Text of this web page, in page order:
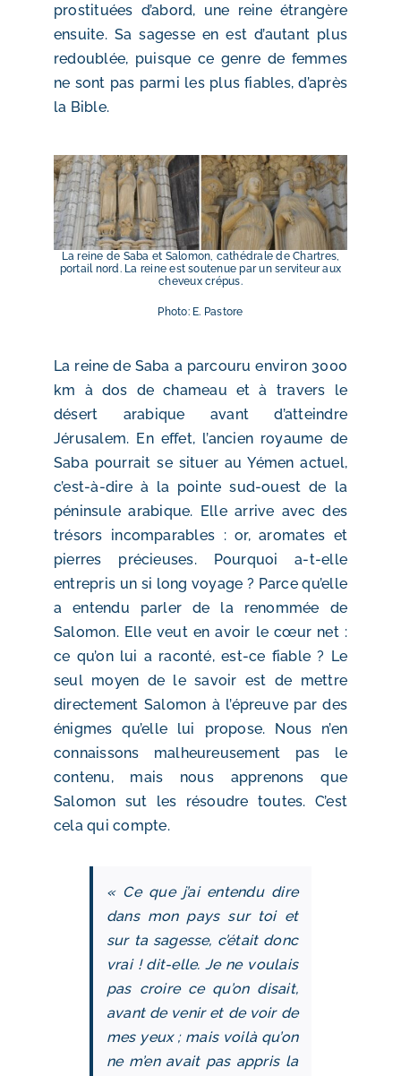
prostituées d’abord, une reine étrangère
ensuite. Sa sagesse en est d’autant plus
redoublée, puisque ce genre de femmes
ne sont pas parmi les plus fiables, d’après
la Bible.
La reine de Saba et Salomon, cathédrale de Chartres,
portail nord. La reine est soutenue par un serviteur aux
cheveux crépus.
Photo: E. Pastore
La reine de Saba a parcouru environ 3000
km à dos de chameau et à travers le
désert arabique avant d’atteindre
Jérusalem. En effet, l’ancien royaume de
Saba pourrait se situer au Yémen actuel,
c’est-à-dire à la pointe sud-ouest de la
péninsule arabique. Elle arrive avec des
trésors incomparables : or, aromates et
pierres précieuses. Pourquoi a-t-elle
entrepris un si long voyage ? Parce qu’elle
a entendu parler de la renommée de
Salomon. Elle veut en avoir le cœur net :
ce qu’on lui a raconté, est-ce fiable ? Le
seul moyen de le savoir est de mettre
directement Salomon à l’épreuve par des
énigmes qu’elle lui propose. Nous n’en
connaissons malheureusement pas le
contenu, mais nous apprenons que
Salomon sut les résoudre toutes. C’est
cela qui compte.
« Ce que j’ai entendu dire
dans mon pays sur toi et
sur ta sagesse, c’était donc
vrai ! dit-elle. Je ne voulais
pas croire ce qu’on disait,
avant de venir et de voir de
mes yeux ; mais voilà qu’on
ne m’en avait pas appris la